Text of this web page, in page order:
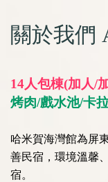
關於我們
14人包棟(加人/
烤肉/戲水池/卡
哈米賀海灣館為屏
善民宿，環境溫馨
宿。